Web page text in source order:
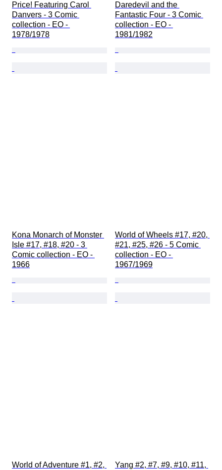
Price! Featuring Carol
Danvers - 3 Comic
collection - EO -
1978/1978
Daredevil and the
Fantastic Four - 3 Comic
collection - EO -
1981/1982
Kona Monarch of Monster
Isle #17, #18, #20 - 3
Comic collection - EO -
1966
World of Wheels #17, #20,
#21, #25, #26 - 5 Comic
collection - EO -
1967/1969
World of Adventure #1, #2,
Yang #2, #7, #9, #10, #11,